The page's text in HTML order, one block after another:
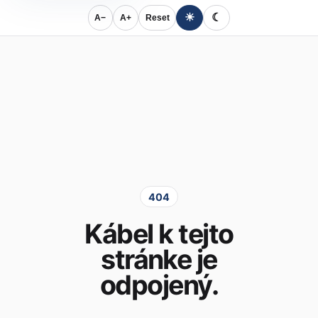
A− A+ Reset ☀ ☾
404
Kábel k tejto
stránke je
odpojený.